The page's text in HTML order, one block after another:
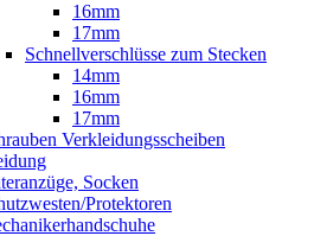
16mm
17mm
Schnellverschlüsse zum Stecken
14mm
16mm
17mm
Verkleidungsscheiben
Socken
Protektoren